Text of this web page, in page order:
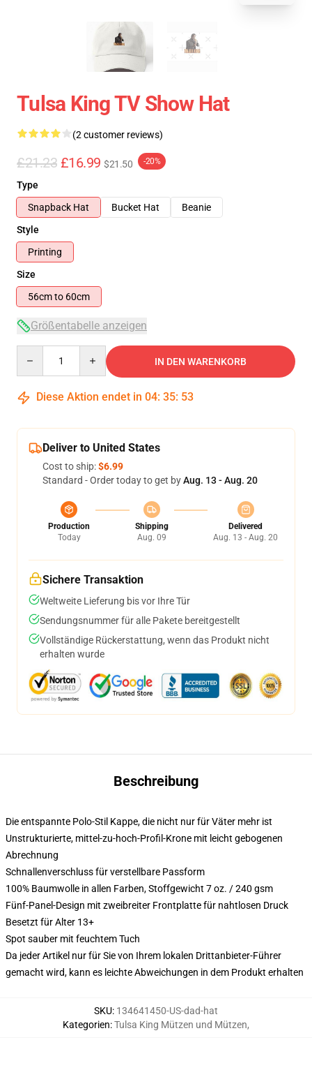
Tulsa King TV Show Hat
(2 customer reviews)
£21.23 £16.99 $21.50 -20%
Type
Snapback Hat
Bucket Hat
Beanie
Style
Printing
Size
56cm to 60cm
Größentabelle anzeigen
IN DEN WARENKORB
Diese Aktion endet in 04: 35: 53
Deliver to United States
Cost to ship:$6.99
Standard - Order today to get byAug. 13 - Aug. 20
Production
Today
Shipping
Aug. 09
Delivered
Aug. 13 - Aug. 20
Sichere Transaktion
Weltweite Lieferung bis vor Ihre Tür
Sendungsnummer für alle Pakete bereitgestellt
Vollständige Rückerstattung, wenn das Produkt nicht
erhalten wurde
Beschreibung
Die entspannte Polo-Stil Kappe, die nicht nur für Väter mehr ist
Unstrukturierte, mittel-zu-hoch-Profil-Krone mit leicht gebogenen
Abrechnung
Schnallenverschluss für verstellbare Passform
100% Baumwolle in allen Farben, Stoffgewicht 7 oz. / 240 gsm
Fünf-Panel-Design mit zweibreiter Frontplatte für nahtlosen Druck
Besetzt für Alter 13+
Spot sauber mit feuchtem Tuch
Da jeder Artikel nur für Sie von Ihrem lokalen Drittanbieter-Führer
gemacht wird, kann es leichte Abweichungen in dem Produkt erhalten
SKU: 134641450-US-dad-hat
Kategorien:Tulsa King Mützen und Mützen,